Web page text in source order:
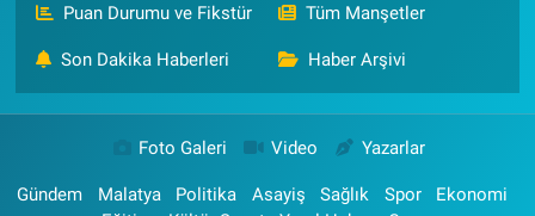
Puan Durumu ve Fikstür Tüm Manşetler
Son Dakika Haberleri Haber Arşivi
Foto Galeri Video Yazarlar
Gündem Malatya Politika Asayiş Sağlık Spor
Ekonomi